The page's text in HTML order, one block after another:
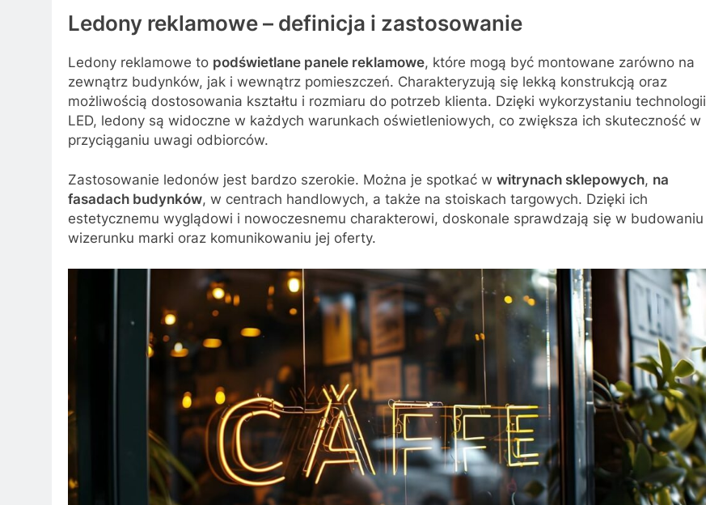
Ledony reklamowe – definicja i zastosowanie
Ledony reklamowe to podświetlane panele reklamowe, które mogą być montowane zarówno na
zewnątrz budynków, jak i wewnątrz pomieszczeń. Charakteryzują się lekką konstrukcją oraz
możliwością dostosowania kształtu i rozmiaru do potrzeb klienta. Dzięki wykorzystaniu technologii
LED, ledony są widoczne w każdych warunkach oświetleniowych, co zwiększa ich skuteczność w
przyciąganiu uwagi odbiorców.
Zastosowanie ledonów jest bardzo szerokie. Można je spotkać w witrynach sklepowych, na
fasadach budynków, w centrach handlowych, a także na stoiskach targowych. Dzięki ich
estetycznemu wyglądowi i nowoczesnemu charakterowi, doskonale sprawdzają się w budowaniu
wizerunku marki oraz komunikowaniu jej oferty.